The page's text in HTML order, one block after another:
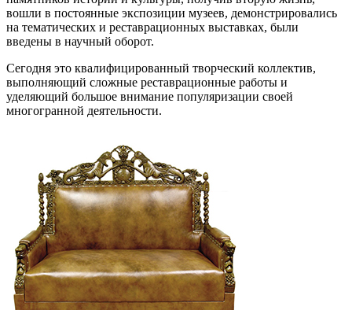
вошли в постоянные экспозиции музеев, демонстрировались
на тематических и реставрационных выставках, были
введены в научный оборот.
Сегодня это квалифицированный творческий коллектив,
выполняющий сложные реставрационные работы и
уделяющий большое внимание популяризации своей
многогранной деятельности.